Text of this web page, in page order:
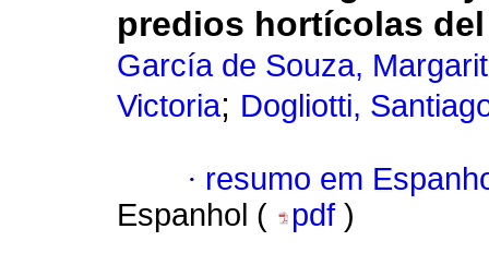
predios hortícolas
García de Souza,
Victoria; Dogliotti,
· resumo em
Espanhol (
pdf )